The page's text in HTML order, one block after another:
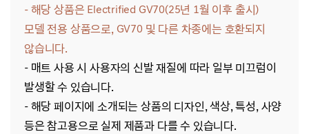
- 해당 상품은 Electrified GV70(25년 1월 이후 출시)
모델 전용 상품으로, GV70 및 다른 차종에는 호환되지
않습니다.
- 매트 사용 시 사용자의 신발 재질에 따라 일부 미끄럼이
발생할 수 있습니다.
- 해당 페이지에 소개되는 상품의 디자인, 색상, 특성, 사양
등은 참고용으로 실제 제품과 다를 수 있습니다.